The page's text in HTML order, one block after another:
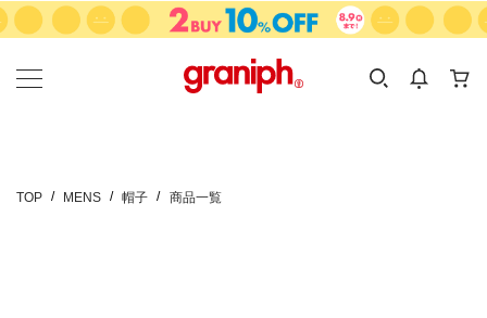
カテゴリーから探す
KIDS
カテゴリ
サイズ
TOP MENS 帽子 商品一覧